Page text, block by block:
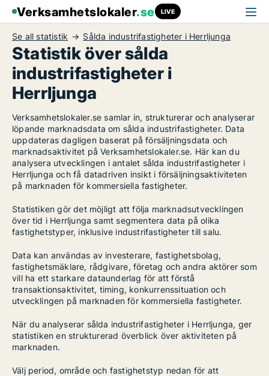
Verksamhetslokaler.se LIVE
Se all statistik Sålda industrifastigheter i Herrljunga
Statistik över sålda
industrifastigheter i
Herrljunga
Verksamhetslokaler.se samlar in, strukturerar och analyserar
löpande marknadsdata om sålda industrifastigheter. Data
uppdateras dagligen baserat på försäljningsdata och
marknadsaktivitet på Verksamhetslokaler.se. Här kan du
analysera utvecklingen i antalet sålda industrifastigheter i
Herrljunga och få datadriven insikt i försäljningsaktiviteten
på marknaden för kommersiella fastigheter.
Statistiken gör det möjligt att följa marknadsutvecklingen
över tid i Herrljunga samt segmentera data på olika
fastighetstyper, inklusive industrifastigheter till salu.
Data kan användas av investerare, fastighetsbolag,
fastighetsmäklare, rådgivare, företag och andra aktörer som
vill ha ett starkare dataunderlag för att förstå
transaktionsaktivitet, timing, konkurrenssituation och
utvecklingen på marknaden för kommersiella fastigheter.
När du analyserar sålda industrifastigheter i Herrljunga, ger
statistiken en strukturerad överblick över aktiviteten på
marknaden.
Välj period, område och fastighetstyp nedan för att